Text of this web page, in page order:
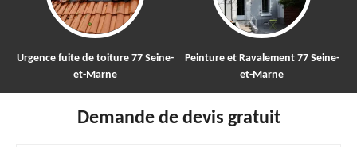
fuite de toiture 77 Seine-
et-Marne
Peinture et Ravalement 77 Seine-
et-Marne
Demande de devis gratuit